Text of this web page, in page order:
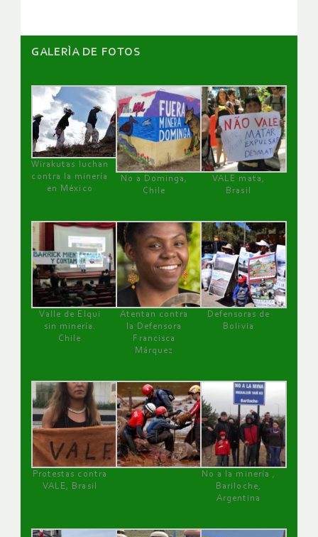
GALERÌA DE FOTOS
Wirakutas luchan
contra la minería
en México
No a Dominga,
Chile
VALE mata,
Brasil
Valle de Elqui
sin minería.
Chile
Atentan contra
la Defensora
Francisca
Márquez
Defensoras de
Bolivia
Protestas contra
VALE, Brasil
No a la minería ,
Bariloche,
Argentina